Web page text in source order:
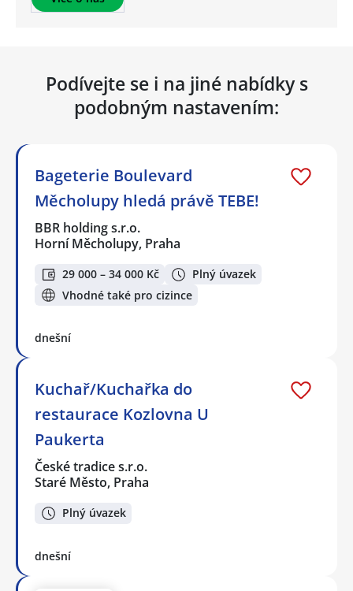
Podívejte se i na jiné nabídky s
podobným nastavením:
Bageterie Boulevard
Měcholupy hledá právě TEBE!
BBR holding s.r.o.
Horní Měcholupy, Praha
29 000 – 34 000 Kč
Plný úvazek
Vhodné také pro cizince
dnešní
Kuchař/Kuchařka do
restaurace Kozlovna U
Paukerta
České tradice s.r.o.
Staré Město, Praha
Plný úvazek
dnešní